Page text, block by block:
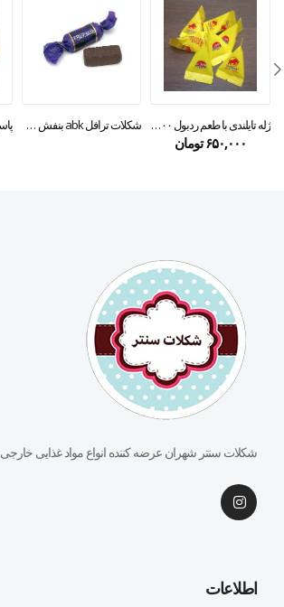
ژله تایلندی با طعم ردبول ۵۰۰ گرم معادل ۵۰ عدد
۶۵۰,۰۰۰تومان
شکلات ترافل abk بنفش 250 گرمی
شکلات سنتر شهران عرضه کننده انواع مواد غذایی خارجی
اطلاعات